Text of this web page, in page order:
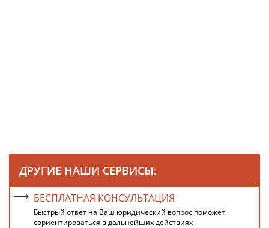
ДРУГИЕ НАШИ СЕРВИСЫ:
БЕСПЛАТНАЯ КОНСУЛЬТАЦИЯ
Быстрый ответ на Ваш юридический вопрос поможет
сориентироваться в дальнейших действиях